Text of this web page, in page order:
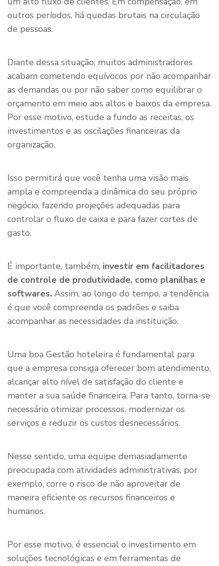
outros períodos, há quedas brutais na circulação
de pessoas.
Diante dessa situação, muitos administradores
acabam cometendo equívocos por não acompanhar
as demandas ou por não saber como equilibrar o
orçamento em meio aos altos e baixos da empresa.
Por esse motivo, estude a fundo as receitas, os
investimentos e as oscilações financeiras da
organização.
Isso permitirá que você tenha uma visão mais
ampla e compreenda a dinâmica do seu próprio
negócio, fazendo projeções adequadas para
controlar o fluxo de caixa e para fazer cortes de
gasto.
É importante, também, investir em facilitadores
de controle de produtividade, como planilhas e
softwares. Assim, ao longo do tempo, a tendência
é que você compreenda os padrões e saiba
acompanhar as necessidades da instituição.
Uma boa Gestão hoteleira é fundamental para
que a empresa consiga oferecer bom atendimento,
alcançar alto nível de satisfação do cliente e
manter a sua saúde financeira. Para tanto, torna-se
necessário otimizar processos, modernizar os
serviços e reduzir os custos desnecessários.
Nesse sentido, uma equipe demasiadamente
preocupada com atividades administrativas, por
exemplo, corre o risco de não aproveitar de
maneira eficiente os recursos financeiros e
humanos.
Por esse motivo, é essencial o investimento em
soluções tecnológicas e em ferramentas de